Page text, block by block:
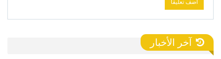
آخر الأخبار